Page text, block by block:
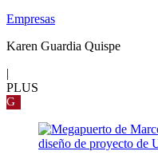
Empresas
Karen Guardia Quispe
PLUS
G